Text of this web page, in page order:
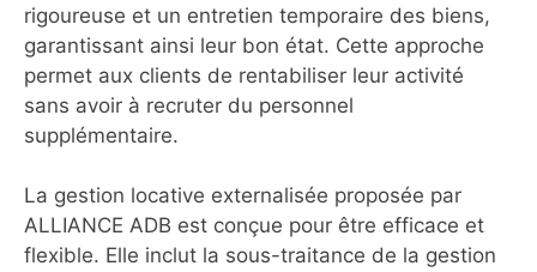
rigoureuse et un entretien temporaire des biens,
garantissant ainsi leur bon état. Cette approche
permet aux clients de rentabiliser leur activité
sans avoir à recruter du personnel
supplémentaire.
La gestion locative externalisée proposée par
ALLIANCE ADB est conçue pour être efficace et
flexible. Elle inclut la sous-traitance de la gestion